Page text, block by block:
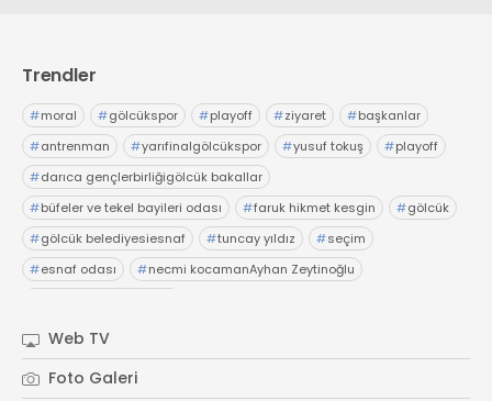
Trendler
#moral #gölcükspor #playoff #ziyaret #başkanlar
#antrenman #yarıfinalgölcükspor #yusuf tokuş #playoff
#darıca gençlerbirliğigölcük bakallar
#büfeler ve tekel bayileri odası #faruk hikmet kesgin #gölcük
#gölcük belediyesiesnaf #tuncay yıldız #seçim
#esnaf odası #necmi kocamanAyhan Zeytinoğlu
Web TV
Foto Galeri